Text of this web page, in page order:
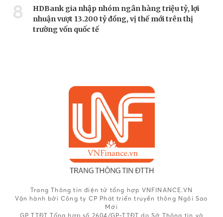
8
HDBank gia nhập nhóm ngân hàng triệu tỷ, lợi
nhuận vượt 13.200 tỷ đồng, vị thế mới trên thị
trường vốn quốc tế
Trang Thông tin điện tử tổng hợp VNFINANCE.VN
Vận hành bởi Công ty CP Phát triển truyền thông Ngôi Sao
Mới
GP TTĐT Tổng hợp số 2604/GP-TTĐT do Sở Thông tin và